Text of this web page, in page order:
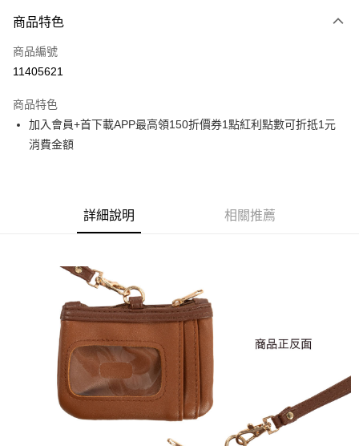
信用卡一次付款
超商取貨付款
Apple Pay
悠遊付
全家取貨付款
每筆NT$65，滿NT$1,300(含以上)免運費
付款後全家取貨
每筆NT$65，滿NT$1,300(含以上)免運費
(不開放使用，請勿選取）
商品特色
商品編號
11405621
商品特色
加入會員+首下載APP最高領150折價券1點紅利點數可折抵1元
消費金額
詳細說明 相關推薦